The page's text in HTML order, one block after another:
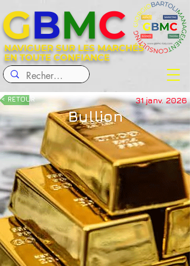
NAVIGUER SUR LES MARCHÉS
EN TOUTE CONFIANCE
GBMC
< RETOUR 31 janv. 2026
Bullion